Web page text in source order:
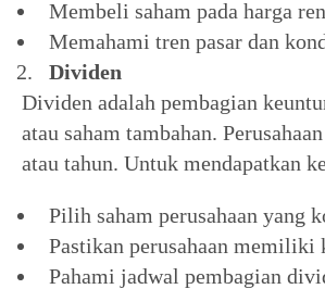
Membeli saham pada harga
Memahami tren pasar dan
Dividen
Dividen adalah pembagian
atau saham tambahan.
atau tahun. Untuk mendapatkan
Pilih saham perusahaan yang
Pastikan perusahaan memiliki
Pahami jadwal pembagian